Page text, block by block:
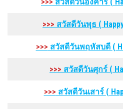
>>> สวัสดีวันอังคาร (
>>> สวัสดีวันพุธ (
>>> สวัสดีวันพฤหัสบดี (
>>> สวัสดีวันศุกร์ (
>>> สวัสดีวันเสาร์ (